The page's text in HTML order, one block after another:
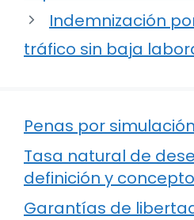
Indemnización
tráfico sin baja
Penas por
Tasa natural de
definición y concepto
Garantías de